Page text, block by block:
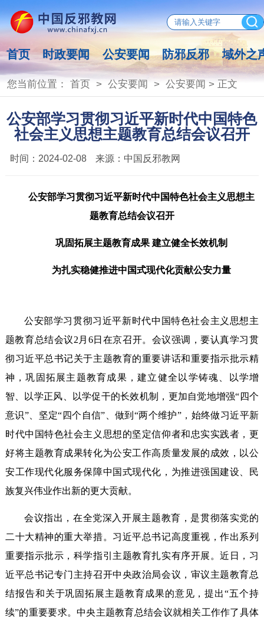
首页 时政要闻 公安要闻 防邪反邪 域外之
您当前位置： 首页> 公安要闻 > 公安要闻 > 正文
公安部学习贯彻习近平新时代中国特色
社会主义思想主题教育总结会议召开
时间： 2024-02-08 来源： 中国反邪教网
公安部学习贯彻习近平新时代中国特色社会主义思想主
题教育总结会议召开
巩固拓展主题教育成果 建立健全长效机制
为扎实稳健推进中国式现代化贡献公安力量
公安部学习贯彻习近平新时代中国特色社会主义思想主
题教育总结会议2月6日在京召开。会议强调，要认真学习贯
彻习近平总书记关于主题教育的重要讲话和重要指示批示精
神，巩固拓展主题教育成果，建立健全以学铸魂、以学增
智、以学正风、以学促干的长效机制，更加自觉地增强“四个
意识”、坚定“四个自信”、做到“两个维护”，始终做习近平新
时代中国特色社会主义思想的坚定信仰者和忠实实践者，更
好将主题教育成果转化为公安工作高质量发展的成效，以公
安工作现代化服务保障中国式现代化，为推进强国建设、民
族复兴伟业作出新的更大贡献。
会议指出，在全党深入开展主题教育，是贯彻落实党的
二十大精神的重大举措。习近平总书记高度重视，作出系列
重要指示批示，科学指引主题教育扎实有序开展。近日，习
近平总书记专门主持召开中央政治局会议，审议主题教育总
结报告和关于巩固拓展主题教育成果的意见，提出“五个持
续”的重要要求。中央主题教育总结会议就相关工作作了具体